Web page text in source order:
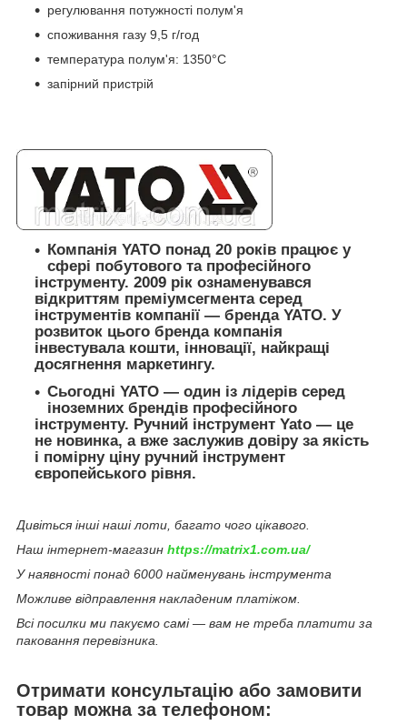
регулювання потужності полум'я
споживання газу 9,5 г/год
температура полум'я: 1350°C
запірний пристрій
Компанія YATO понад 20 років працює у
сфері побутового та професійного
інструменту. 2009 рік ознаменувався
відкриттям преміумсегмента серед
інструментів компанії — бренда YATO. У
розвиток цього бренда компанія
інвестувала кошти, інновації, найкращі
досягнення маркетингу.
Сьогодні YATO — один із лідерів серед
іноземних брендів професійного
інструменту. Ручний інструмент Yato — це
не новинка, а вже заслужив довіру за якість
і помірну ціну ручний інструмент
європейського рівня.
Дивіться інші наші лоти, багато чого цікавого.
Наш інтернет-магазин https://matrix1.com.ua/
У наявності понад 6000 найменувань інструмента
Можливе відправлення накладеним платіжом.
Всі посилки ми пакуємо самі — вам не треба платити за
паковання перевізника.
Отримати консультацію або замовити
товар можна за телефоном: